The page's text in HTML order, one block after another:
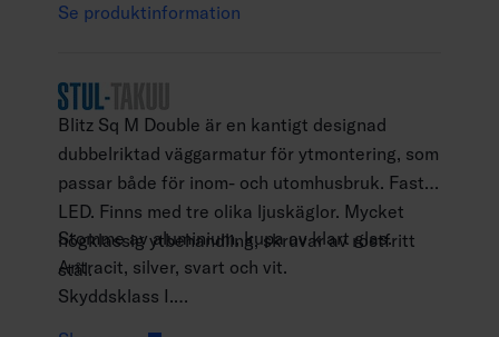
Se produktinformation
Blitz Sq M Double är en kantigt designad
dubbelriktad väggarmatur för ytmontering, som
passar både för inom- och utomhusbruk. Fast
LED. Finns med tre olika ljuskäglor. Mycket
högklassig ytbehandling, skruvar av rostfritt
stål.
Stomme av aluminium, kupa av klart glas.
Antracit, silver, svart och vit.
Skyddsklass I.